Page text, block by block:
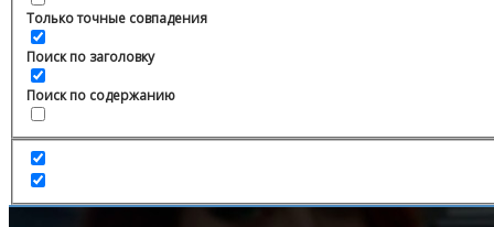
Только точные совпадения
Поиск по заголовку
Поиск по содержанию